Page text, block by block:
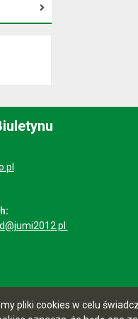
pliki cookies w celu